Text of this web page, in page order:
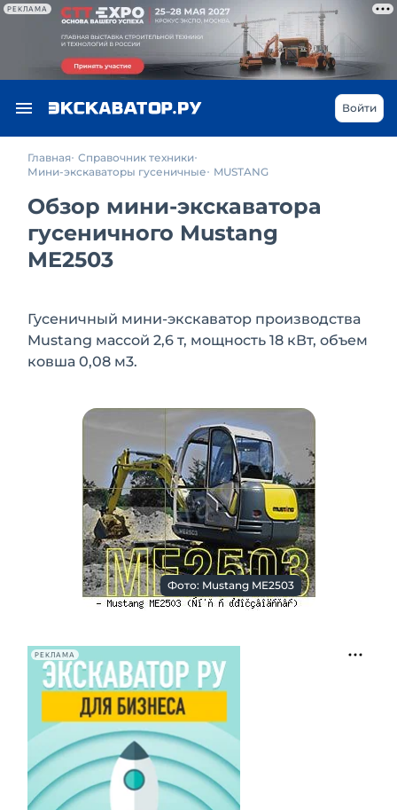
РЕКЛАМА
Войти
Главная Справочник техники
Мини-экскаваторы гусеничные
MUSTANG
Обзор мини-экскаватора
гусеничного Mustang
ME2503
Гусеничный мини-экскаватор производства
Mustang массой 2,6 т, мощность 18 кВт, объем
ковша 0,08 м3.
Фото: Mustang ME2503
РЕКЛАМА